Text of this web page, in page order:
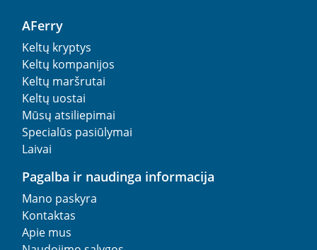
AFerry
Keltų kryptys
Keltų kompanijos
Keltų maršrutai
Keltų uostai
Mūsų atsiliepimai
Specialūs pasiūlymai
Laivai
Pagalba ir naudinga informacija
Mano paskyra
Kontaktas
Apie mus